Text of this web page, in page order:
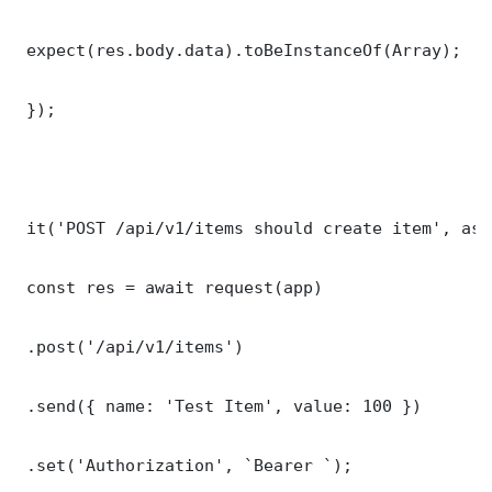
expect(res.body.data).toBeInstanceOf(Array);
});
it('POST /api/v1/items should create item',
const res = await request(app)
.post('/api/v1/items')
.send({ name: 'Test Item', value: 100 })
.set('Authorization', `Bearer `);